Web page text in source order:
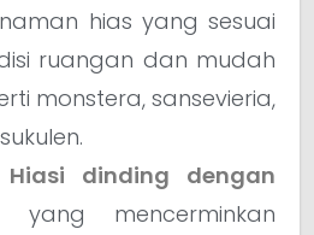
hias yang sesuai
ruangan dan mudah
monstera, sansevieria,
Hiasi dinding dengan
yang mencerminkan